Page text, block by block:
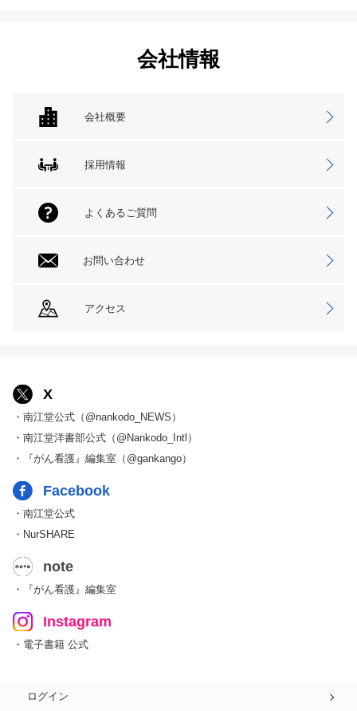
会社情報
会社概要
採用情報
よくあるご質問
お問い合わせ
アクセス
X
・南江堂公式（@nankodo_NEWS）
・南江堂洋書部公式（@Nankodo_Intl）
・『がん看護』編集室（@gankango）
Facebook
・南江堂公式
・NurSHARE
note
・『がん看護』編集室
Instagram
・電子書籍 公式
ログイン